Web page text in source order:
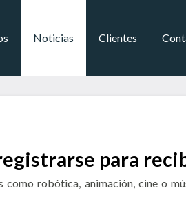
Noticias Clientes
para
robótica, animación, cine o